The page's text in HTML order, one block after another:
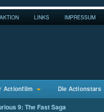
LINKS IMPRESSUM
Actionfilm Die Actionstars
9: The Fast Saga